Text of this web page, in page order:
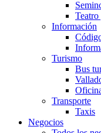
Información
Turismo
Bus
Transporte
Taxis
Negocios